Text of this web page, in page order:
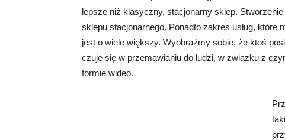
lepsze niż klasyczny, stacjonarny sklep.
sklepu stacjonarnego. Ponadto zakres usług,
jest o wiele większy. Wyobraźmy sobie, że ktoś
czuje się w przemawianiu do ludzi, w związku z
formie wideo.